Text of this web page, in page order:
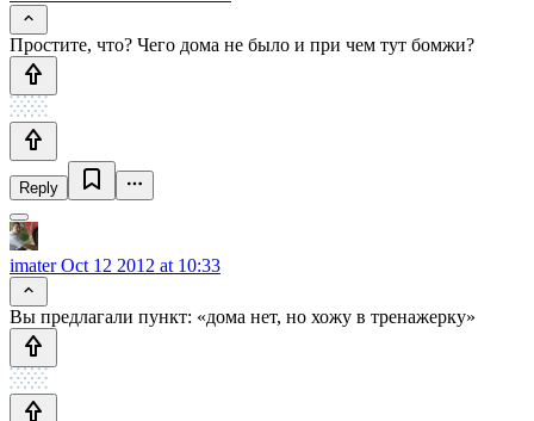
Простите, что? Чего дома не было и при чем тут бомжи?
Reply
imaterOct 12 2012 at 10:33
Вы предлагали пункт: «дома нет, но хожу в тренажерку»